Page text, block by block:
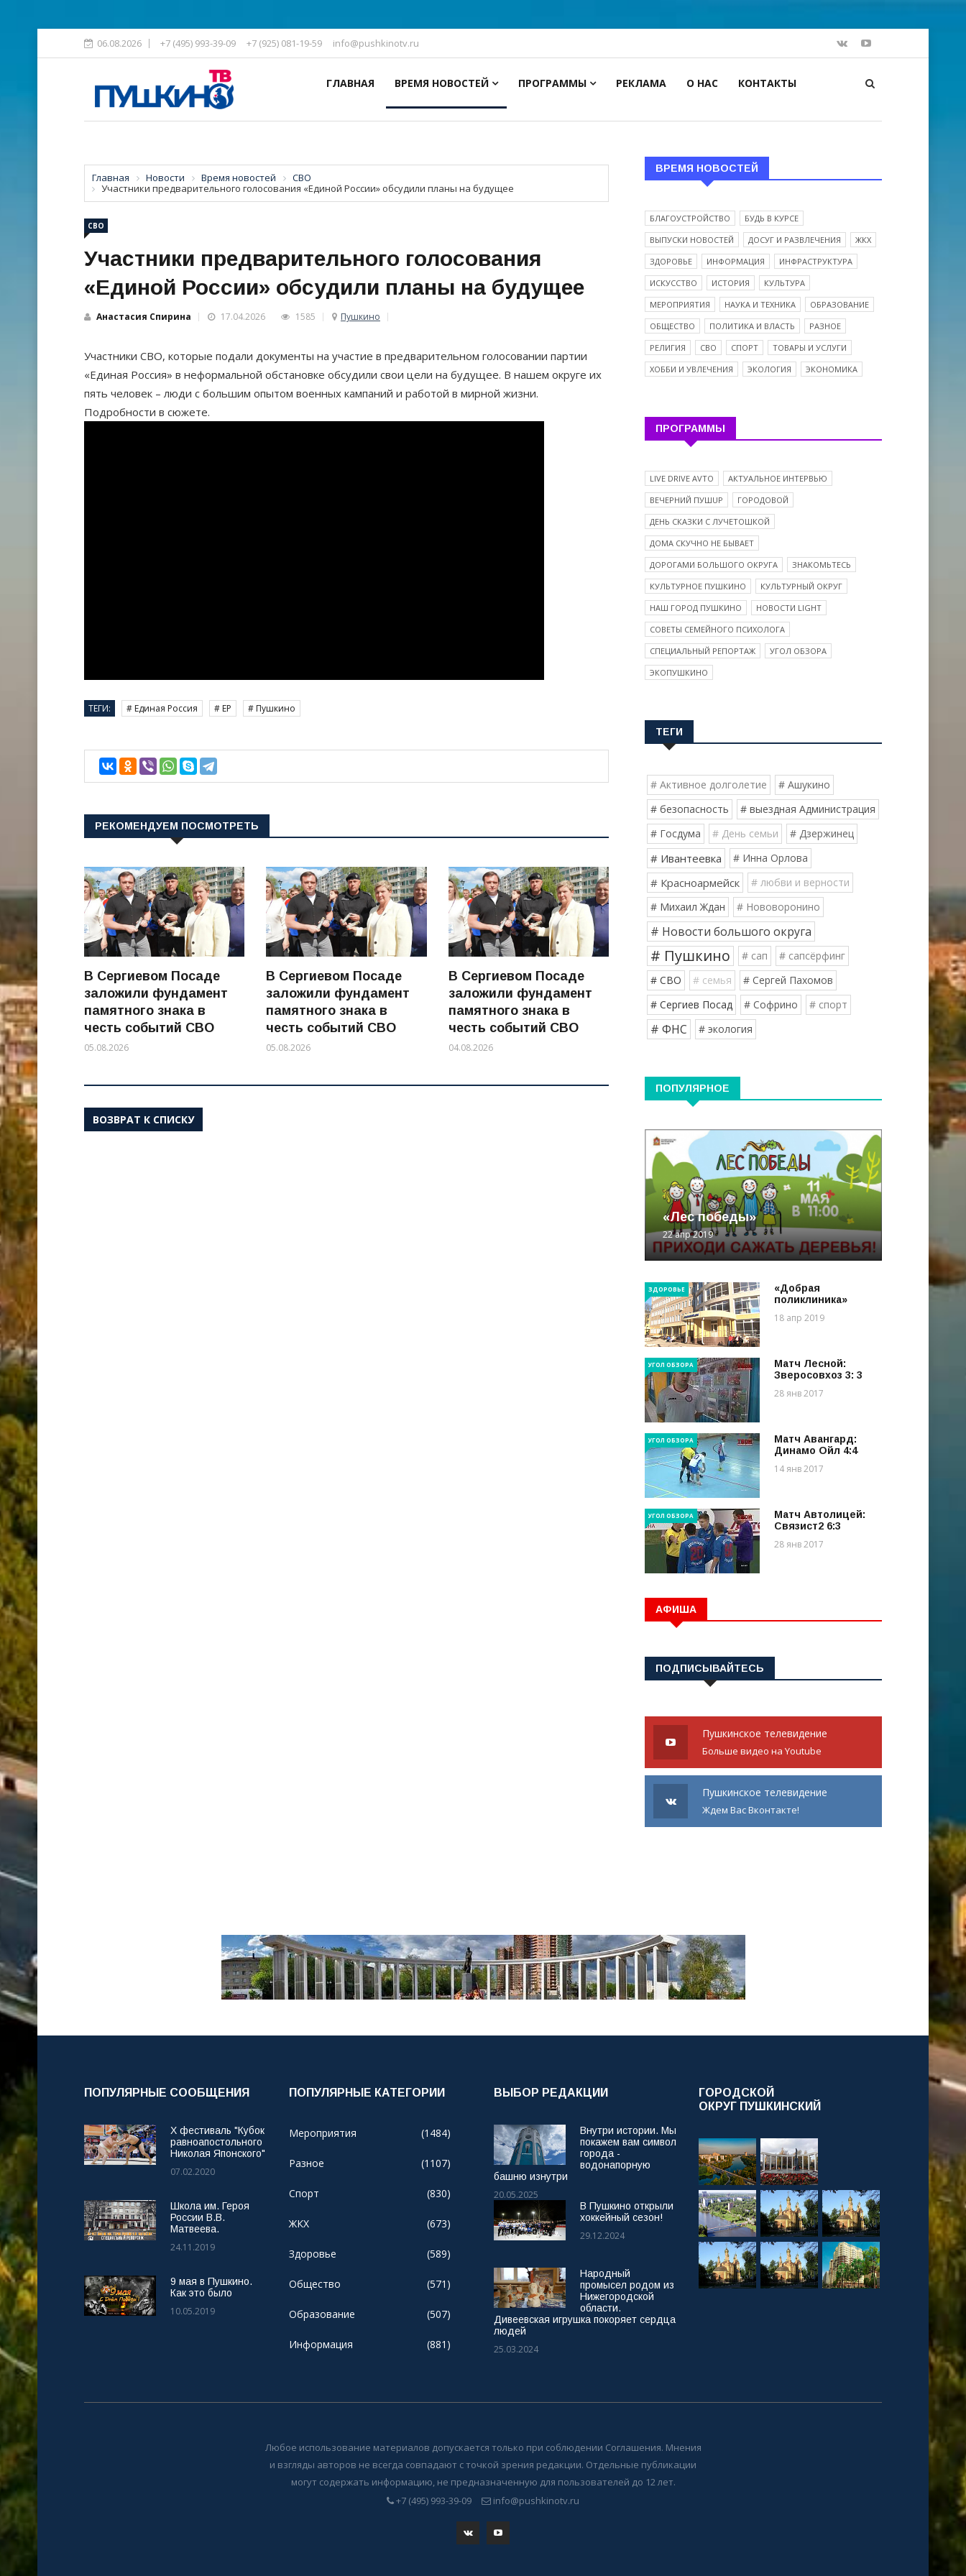
06.08.2026 +7 (495) 993-39-09 +7 (925) 081-19-59 info@pushkinotv.ru
ГЛАВНАЯ ВРЕМЯ НОВОСТЕЙ ПРОГРАММЫ РЕКЛАМА О НАС КОНТАКТЫ
Главная Новости Время новостей
СВО
Участники предварительного голосования «Единой России» обсудили планы на будущее
СВО
Участники предварительного голосования
«Единой России» обсудили планы на будущее
Анастасия Спирина 17.04.2026 1585 Пушкино
Участники СВО, которые подали документы на участие в предварительном голосовании партии
«Единая Россия» в неформальной обстановке обсудили свои цели на будущее. В нашем округе их
пять человек – люди с большим опытом военных кампаний и работой в мирной жизни.
Подробности в сюжете.
ТЕГИ: # Единая Россия # ЕР # Пушкино
РЕКОМЕНДУЕМ ПОСМОТРЕТЬ
В Сергиевом Посаде
заложили фундамент
памятного знака в
честь событий СВО
05.08.2026
В Сергиевом Посаде
заложили фундамент
памятного знака в
честь событий СВО
05.08.2026
В Сергиевом Посаде
заложили фундамент
памятного знака в
честь событий СВО
04.08.2026
ВОЗВРАТ К СПИСКУ
ВРЕМЯ НОВОСТЕЙ
БЛАГОУСТРОЙСТВО
БУДЬ В КУРСЕ
ВЫПУСКИ НОВОСТЕЙ
ДОСУГ И РАЗВЛЕЧЕНИЯ
ЖКХ
ЗДОРОВЬЕ
ИНФОРМАЦИЯ
ИНФРАСТРУКТУРА
ИСКУССТВО
ИСТОРИЯ
КУЛЬТУРА
МЕРОПРИЯТИЯ
НАУКА И ТЕХНИКА
ОБРАЗОВАНИЕ
ОБЩЕСТВО
ПОЛИТИКА И ВЛАСТЬ
РАЗНОЕ
РЕЛИГИЯ
СВО СПОРТ
ТОВАРЫ И УСЛУГИ
ХОББИ И УВЛЕЧЕНИЯ
ЭКОЛОГИЯ ЭКОНОМИКА
ПРОГРАММЫ
LIVE DRIVE AVTO
АКТУАЛЬНОЕ ИНТЕРВЬЮ
ВЕЧЕРНИЙ ПУШUP
ГОРОДОВОЙ
ДЕНЬ СКАЗКИ С ЛУЧЕТОШКОЙ
ДОМА СКУЧНО НЕ БЫВАЕТ
ДОРОГАМИ БОЛЬШОГО ОКРУГА
ЗНАКОМЬТЕСЬ
КУЛЬТУРНОЕ ПУШКИНО
КУЛЬТУРНЫЙ ОКРУГ
НАШ ГОРОД ПУШКИНО
НОВОСТИ LIGHT
СОВЕТЫ СЕМЕЙНОГО ПСИХОЛОГА
СПЕЦИАЛЬНЫЙ РЕПОРТАЖ
УГОЛ ОБЗОРА
ЭКОПУШКИНО
ТЕГИ
# Активное долголетие
# Ашукино
# безопасность
# выездная Администрация
# Госдума
# День семьи # Дзержинец
# Ивантеевка # Инна Орлова
# Красноармейск
# любви и верности
# Михаил Ждан
# Нововоронино
# Новости большого округа
# Пушкино # сап
# сапсёрфинг
# СВО
# семья
# Сергей Пахомов
# Сергиев Посад
# Софрино # спорт
# ФНС # экология
ПОПУЛЯРНОЕ
«Лес победы»
22 апр 2019
ЗДОРОВЬЕ
«Добрая
поликлиника»
18 апр 2019
УГОЛ ОБЗОРА
Матч Лесной:
Зверосовхоз 3: 3
28 янв 2017
УГОЛ ОБЗОРА
Матч Авангард:
Динамо Ойл 4:4
14 янв 2017
УГОЛ ОБЗОРА
Матч Автолицей:
Связист2 6:3
28 янв 2017
АФИША
ПОДПИСЫВАЙТЕСЬ
Пушкинское телевидение
Больше видео на Youtube
Пушкинское телевидение
Ждем Вас Вконтакте!
ПОПУЛЯРНЫЕ СООБЩЕНИЯ
X фестиваль "Кубок
равноапостольного
Николая Японского"
07.02.2020
Школа им. Героя
России В.В.
Матвеева.
24.11.2019
9 мая в Пушкино.
Как это было
10.05.2019
ПОПУЛЯРНЫЕ КАТЕГОРИИ
Мероприятия (1484)
Разное (1107)
Спорт (830)
ЖКХ (673)
Здоровье (589)
Общество (571)
Образование (507)
Информация (881)
ВЫБОР РЕДАКЦИИ
Внутри истории. Мы
покажем вам символ
города -
водонапорную
башню изнутри
20.05.2025
В Пушкино открыли
хоккейный сезон!
29.12.2024
Народный
промысел родом из
Нижегородской
области.
Дивеевская игрушка покоряет сердца
людей
25.03.2024
ГОРОДСКОЙ
ОКРУГ ПУШКИНСКИЙ
Любое использование материалов допускается только при соблюдении Соглашения. Мнения
и взгляды авторов не всегда совпадают с точкой зрения редакции. Отдельные публикации
могут содержать информацию, не предназначенную для пользователей до 12 лет.
+7 (495) 993-39-09
info@pushkinotv.ru